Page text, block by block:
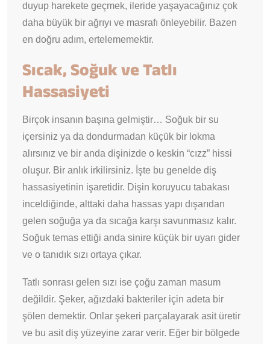
duyup harekete geçmek, ileride yaşayacağınız çok
daha büyük bir ağrıyı ve masrafı önleyebilir. Bazen
en doğru adım, ertelememektir.
Sıcak, Soğuk ve Tatlı
Hassasiyeti
Birçok insanın başına gelmiştir… Soğuk bir su
içersiniz ya da dondurmadan küçük bir lokma
alırsınız ve bir anda dişinizde o keskin “cızz” hissi
oluşur. Bir anlık irkilirsiniz. İşte bu genelde diş
hassasiyetinin işaretidir. Dişin koruyucu tabakası
inceldiğinde, alttaki daha hassas yapı dışarıdan
gelen soğuğa ya da sıcağa karşı savunmasız kalır.
Soğuk temas ettiği anda sinire küçük bir uyarı gider
ve o tanıdık sızı ortaya çıkar.
Tatlı sonrası gelen sızı ise çoğu zaman masum
değildir. Şeker, ağızdaki bakteriler için adeta bir
şölen demektir. Onlar şekeri parçalayarak asit üretir
ve bu asit diş yüzeyine zarar verir. Eğer bir bölgede